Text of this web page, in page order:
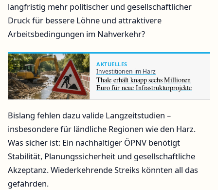
langfristig mehr politischer und gesellschaftlicher
Druck für bessere Löhne und attraktivere
Arbeitsbedingungen im Nahverkehr?
AKTUELLES
Investitionen im Harz
Thale erhält knapp sechs Millionen
Euro für neue Infrastrukturprojekte
Bislang fehlen dazu valide Langzeitstudien –
insbesondere für ländliche Regionen wie den Harz.
Was sicher ist: Ein nachhaltiger ÖPNV benötigt
Stabilität, Planungssicherheit und gesellschaftliche
Akzeptanz. Wiederkehrende Streiks könnten all das
gefährden.